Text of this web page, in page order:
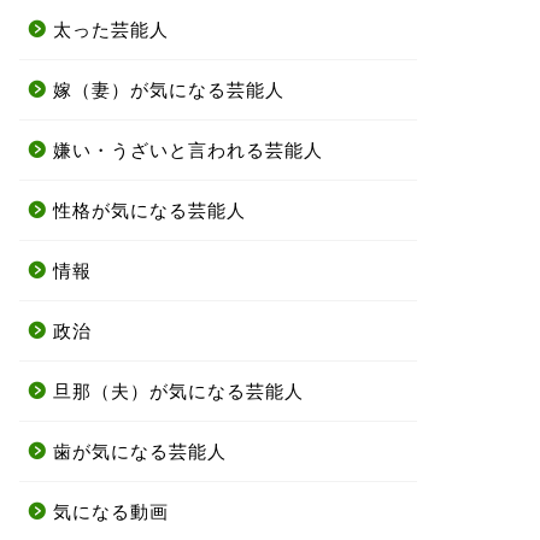
太った芸能人
嫁（妻）が気になる芸能人
嫌い・うざいと言われる芸能人
性格が気になる芸能人
情報
政治
旦那（夫）が気になる芸能人
歯が気になる芸能人
気になる動画